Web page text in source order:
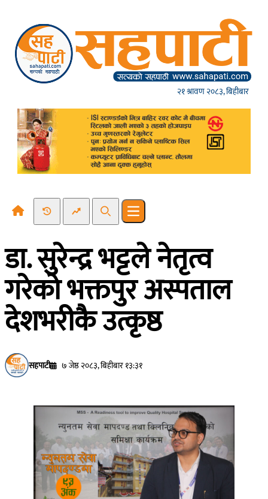
२१ श्रावण २०८३, बिहीबार
Recent NewsTrending News
SearchOpen main menu
डा. सुरेन्द्र भट्टले नेतृत्व
गरेको भक्तपुर अस्पताल
देशभरीकै उत्कृष्ठ
सहपाटी ७ जेष्ठ २०८३, बिहीबार १३:३१